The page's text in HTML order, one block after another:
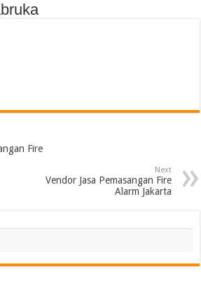
Fire
Next
Vendor Jasa Pemasangan Fire
Alarm Jakarta